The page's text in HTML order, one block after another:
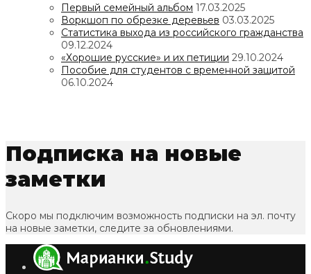
Первый семейный альбом 17.03.2025
Воркшоп по обрезке деревьев 03.03.2025
Статистика выхода из российского гражданства
09.12.2024
«Хорошие русские» и их петиции 29.10.2024
Пособие для студентов с временной защитой
06.10.2024
Подписка на новые
заметки
Скоро мы подключим возможность подписки на эл. почту
на новые заметки, следите за обновлениями.